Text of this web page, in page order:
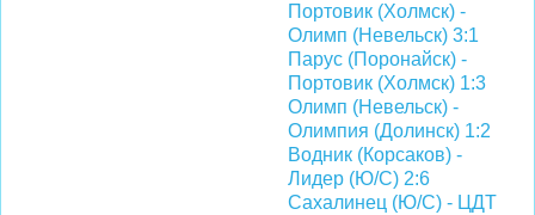
Портовик (Холмск) -
Олимп (Невельск) 3:1
Парус (Поронайск) -
Портовик (Холмск) 1:3
Олимп (Невельск) -
Олимпия (Долинск) 1:2
Водник (Корсаков) -
Лидер (Ю/С) 2:6
Сахалинец (Ю/С) - ЦДТ